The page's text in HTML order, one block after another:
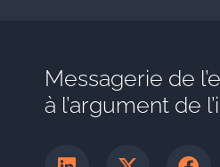
Messagerie de
à l’argument de